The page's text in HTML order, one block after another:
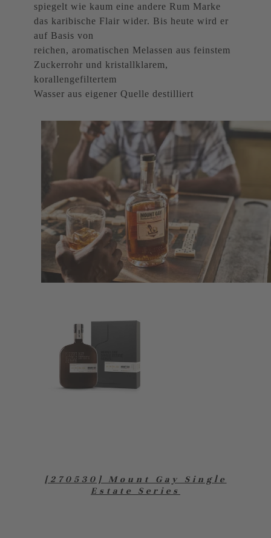
spiegelt wie kaum eine andere Rum Marke
das karibische Flair wider. Bis heute wird er
auf Basis von
reichen, aromatischen Melassen aus feinstem
Zuckerrohr und kristallklarem,
korallengefiltertem
Wasser aus eigener Quelle destilliert
[270530] Mount Gay Single
Estate Series